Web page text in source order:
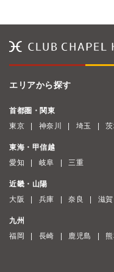
エリアから探す
首都圏・関東
東京
神奈川 埼玉
東海・甲信越
愛知
岐阜 三重
近畿・山陽
大阪
兵庫 奈良 滋賀
九州
福岡
長崎 鹿児島